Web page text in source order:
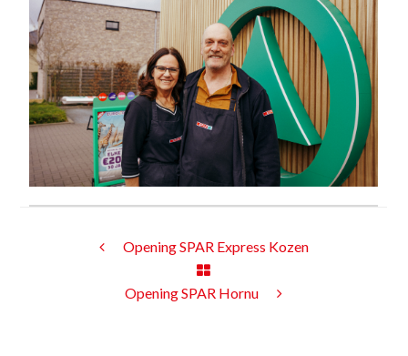
Opening SPAR Express Kozen
Opening SPAR Hornu